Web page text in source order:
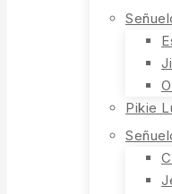
Pikie